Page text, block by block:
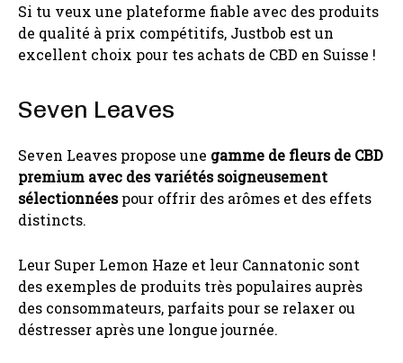
Si tu veux une plateforme fiable avec des produits
de qualité à prix compétitifs, Justbob est un
excellent choix pour tes achats de CBD en Suisse !
Seven Leaves
Seven Leaves propose une gamme de fleurs de CBD
premium avec des variétés soigneusement
sélectionnéespour offrir des arômes et des effets
distincts.
Leur Super Lemon Haze et leur Cannatonic sont
des exemples de produits très populaires auprès
des consommateurs, parfaits pour se relaxer ou
déstresser après une longue journée.